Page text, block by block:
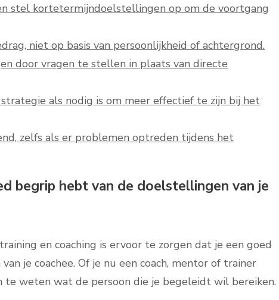
stel kortetermijndoelstellingen op om de voortgang
niet op basis van persoonlijkheid of achtergrond.
door vragen te stellen in plaats van directe
als nodig is om meer effectief te zijn bij het
zelfs als er problemen optreden tijdens het
begrip hebt van de doelstellingen van je
en coaching is ervoor te zorgen dat je een goed
je coachee. Of je nu een coach, mentor of trainer
te weten wat de persoon die je begeleidt wil bereiken.